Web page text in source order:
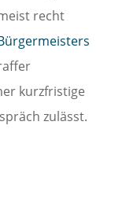
recht
kurzfristige
zulässt.